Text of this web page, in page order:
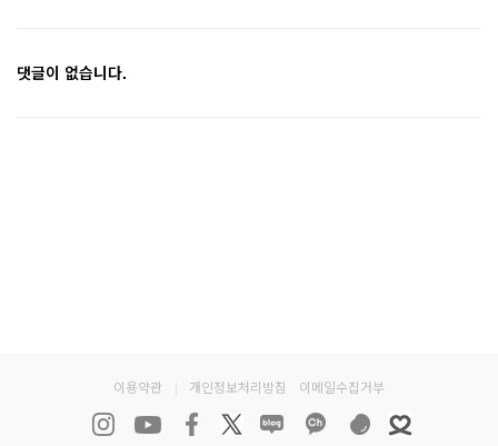
댓글이 없습니다.
이용약관 개인정보처리방침 이메일수집거부